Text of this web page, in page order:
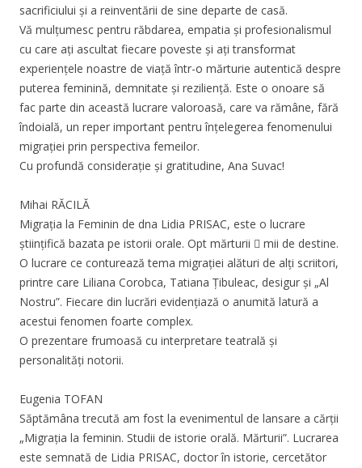
sacrificiului și a reinventării de sine departe de casă.
Vă mulțumesc pentru răbdarea, empatia și profesionalismul
cu care ați ascultat fiecare poveste și ați transformat
experiențele noastre de viață într-o mărturie autentică despre
puterea feminină, demnitate și reziliență. Este o onoare să
fac parte din această lucrare valoroasă, care va rămâne, fără
îndoială, un reper important pentru înțelegerea fenomenului
migrației prin perspectiva femeilor.
Cu profundă considerație și gratitudine, Ana Suvac!
Mihai RĂCILĂ
Migrația la Feminin de dna Lidia PRISAC, este o lucrare
științifică bazata pe istorii orale. Opt mărturii  mii de destine.
O lucrare ce conturează tema migrației alături de alți scriitori,
printre care Liliana Corobca, Tatiana Țibuleac, desigur și „Al
Nostru”. Fiecare din lucrări evidențiază o anumită latură a
acestui fenomen foarte complex.
O prezentare frumoasă cu interpretare teatrală și
personalități notorii.
Eugenia TOFAN
Săptămâna trecută am fost la evenimentul de lansare a cărții
„Migrația la feminin. Studii de istorie orală. Mărturii”. Lucrarea
este semnată de Lidia PRISAC, doctor în istorie, cercetător